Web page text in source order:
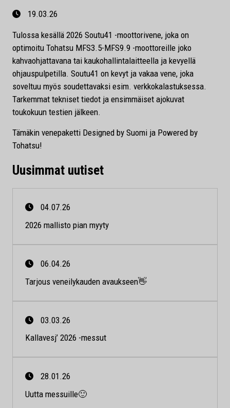
19.03.26
Tulossa kesällä 2026 Soutu41 -moottorivene, joka on
optimoitu Tohatsu MFS3.5-MFS9.9 -moottoreille joko
kahvaohjattavana tai kaukohallintalaitteella ja kevyellä
ohjauspulpetilla. Soutu41 on kevyt ja vakaa vene, joka
soveltuu myös soudettavaksi esim. verkkokalastuksessa.
Tarkemmat tekniset tiedot ja ensimmäiset ajokuvat
toukokuun testien jälkeen.
Tämäkin venepaketti Designed by Suomi ja Powered by
Tohatsu!
Uusimmat uutiset
04.07.26
2026 mallisto pian myyty
06.04.26
Tarjous veneilykauden avaukseen👋
03.03.26
Kallavesj’ 2026 -messut
28.01.26
Uutta messuille🙂